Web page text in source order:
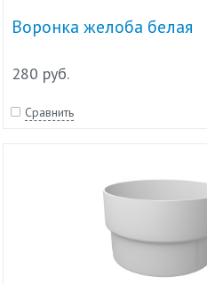
Воронка желоба белая
280 руб.
Сравнить